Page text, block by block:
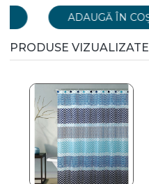
ADAUGĂ ÎN COȘ
PRODUSE VIZUALIZATE